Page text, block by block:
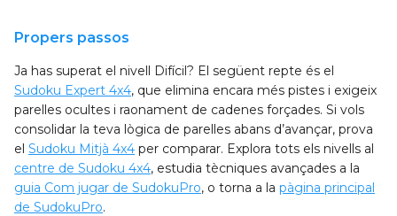
Propers passos
Ja has superat el nivell Difícil? El següent repte és el
Sudoku Expert 4x4, que elimina encara més pistes i exigeix
parelles ocultes i raonament de cadenes forçades. Si vols
consolidar la teva lògica de parelles abans d’avançar, prova
el Sudoku Mitjà 4x4 per comparar. Explora tots els nivells al
centre de Sudoku 4x4, estudia tècniques avançades a la
guia Com jugar de SudokuPro, o torna a la pàgina principal
de SudokuPro.